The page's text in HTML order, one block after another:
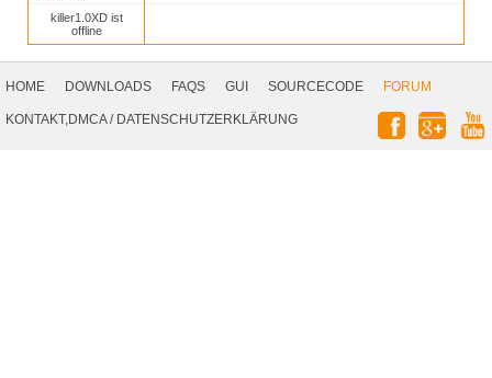
killer1.0XD ist
offline
Navigation
HOME DOWNLOADS FAQS GUI SOURCECODE
FORUM
KONTAKT,DMCA/ DATENSCHUTZERKLÄRUNG